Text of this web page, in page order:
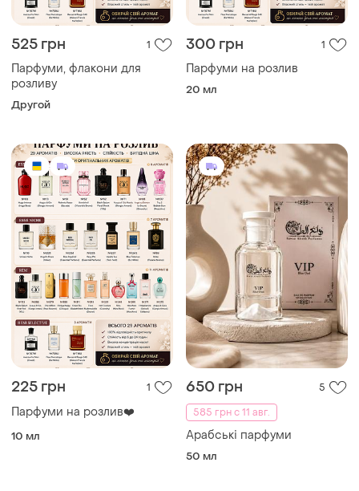
525 грн 1
Парфуми, флакони для
розливу
Другой
300 грн 1
Парфуми на розлив
20 мл
225 грн 1
Парфуми на розлив❤️
10 мл
650 грн
5
585 грн с 11 авг.
Арабські парфуми
50 мл